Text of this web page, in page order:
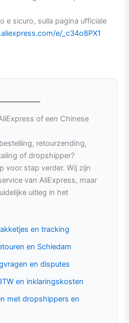
e sicuro, sulla pagina ufficiale
e/_c34o8PX1
of een Chinese
retourzending,
of dropshipper?
voor stap verder. Wij zijn
van AliExpress, maar
uitleg in het
en tracking
en Schiedam
en disputes
en inklaringskosten
met dropshippers en